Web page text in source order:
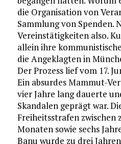
die Organisation von
Sammlung von Spenden.
Vereinstätigkeiten also.
allein ihre
die Angeklagten in
Der Prozess lief vom 17.
Ein absurdes Mammut-
vier Jahre lang dauerte
Skandalen geprägt war.
Freiheitsstrafen zwischen
Monaten sowie sechs
Banu wurde zu drei